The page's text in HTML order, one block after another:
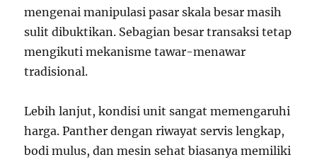
mengenai manipulasi pasar skala besar masih
sulit dibuktikan. Sebagian besar transaksi tetap
mengikuti mekanisme tawar-menawar
tradisional.
Lebih lanjut, kondisi unit sangat memengaruhi
harga. Panther dengan riwayat servis lengkap,
bodi mulus, dan mesin sehat biasanya memiliki